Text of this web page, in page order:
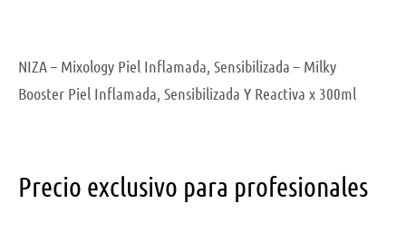
NIZA – Mixology Piel Inflamada, Sensibilizada – Milky
Booster Piel Inflamada, Sensibilizada Y Reactiva x 300ml
Precio exclusivo para profesionales